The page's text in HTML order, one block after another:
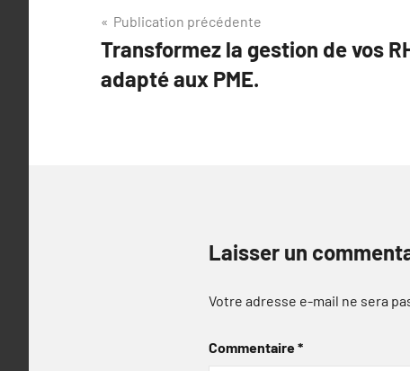
Navigation
de
l’article
Publication précédente
Transformez la gestion de vos
adapté aux PME.
Laisser un
Votre adresse e-mail ne sera
Commentaire*